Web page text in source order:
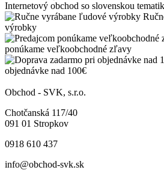
Internetový obchod so slovenskou
výrobky
ponúkame veľkoobchodné zľavy
objednávke nad 100€
Obchod - SVK, s.r.o.
Chotčanská 117/40
091 01 Stropkov
0918 610 437
info@obchod-svk.sk